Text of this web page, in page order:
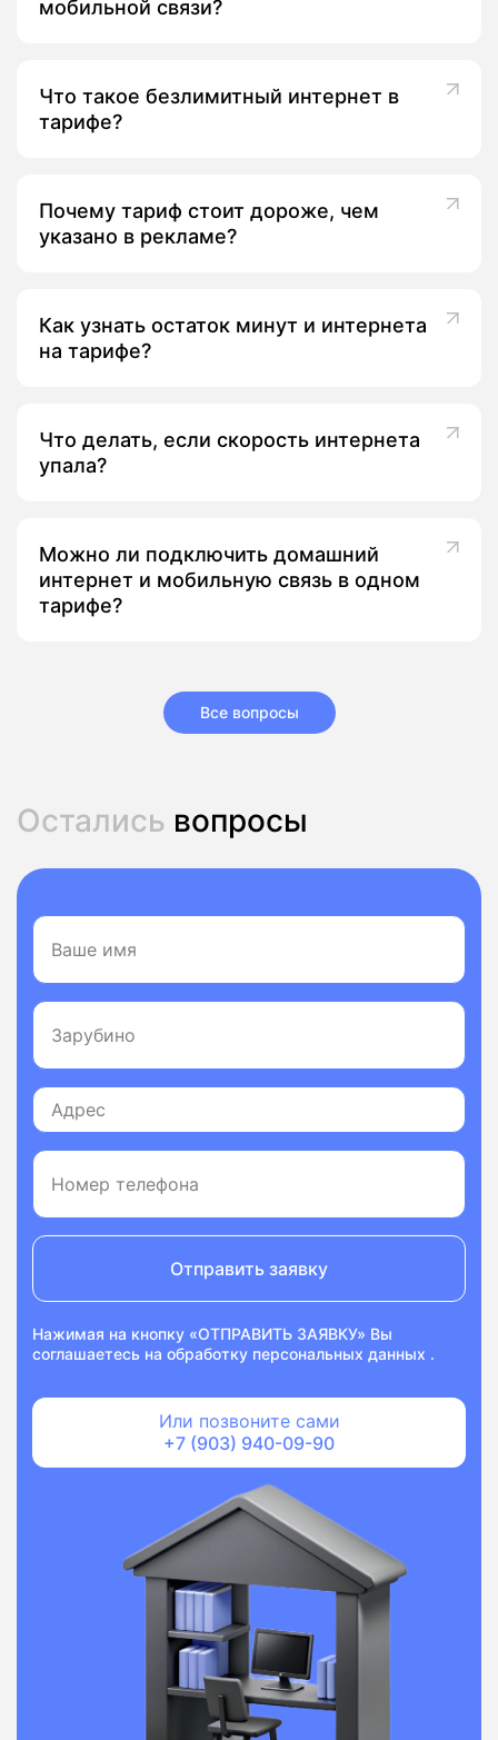
мобильной связи?
Что такое безлимитный интернет в
тарифе?
Почему тариф стоит дороже, чем
указано в рекламе?
Как узнать остаток минут и интернета
на тарифе?
Что делать, если скорость интернета
упала?
Можно ли подключить домашний
интернет и мобильную связь в одном
тарифе?
Все вопросы
Остались вопросы
Отправить заявку
Нажимая на кнопку «ОТПРАВИТЬ ЗАЯВКУ» Вы
соглашаетесь на обработку персональных данных .
Или позвоните сами
+7 (903) 940-09-90